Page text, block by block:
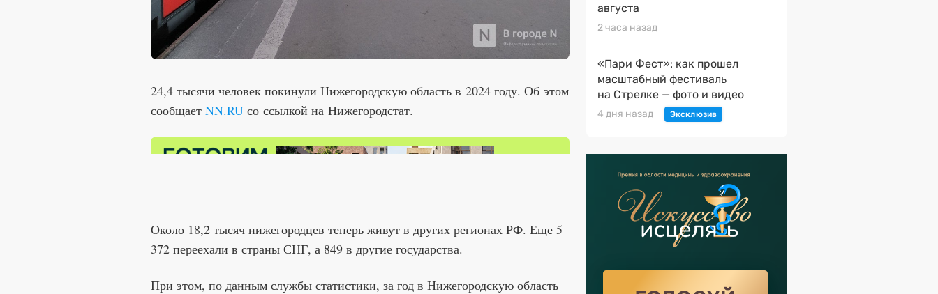
24,4 тысячи человек покинули Нижегородскую область в 2024 году. Об этом
сообщает NN.RU со ссылкой на Нижегородстат.
Около 18,2 тысяч нижегородцев теперь живут в других регионах РФ. Еще 5
372 переехали в страны СНГ, а 849 в другие государства.
При этом, по данным службы статистики, за год в Нижегородскую область
августа
2 часа назад
«Пари Фест»: как прошел
масштабный фестиваль
на Стрелке — фото и видео
4 дня назад